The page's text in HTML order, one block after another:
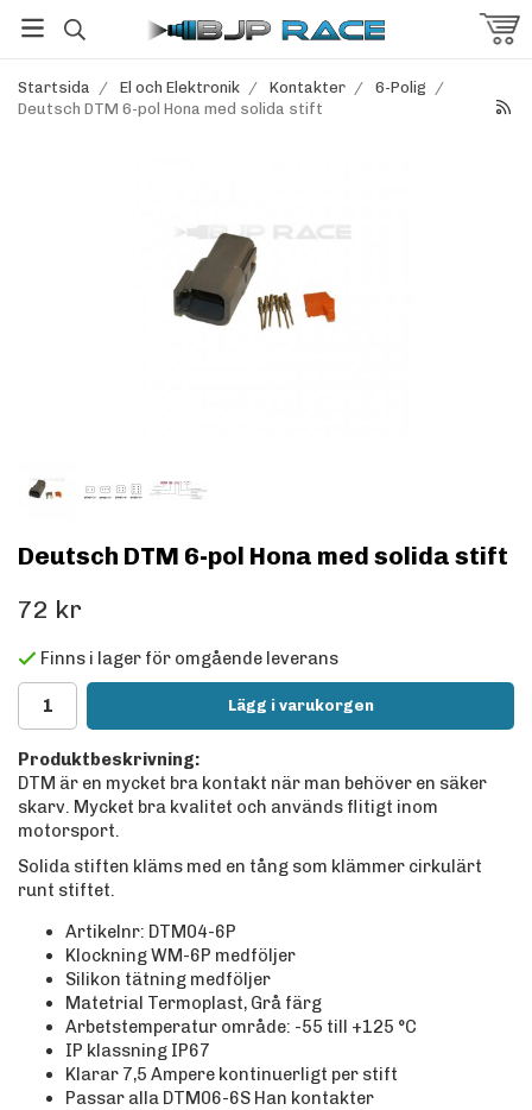
Startsida / El och Elektronik / Kontakter / 6-Polig /
Deutsch DTM 6-pol Hona med solida stift
Deutsch DTM 6-pol Hona med solida stift
72 kr
Finns i lager för omgående leverans
Lägg i varukorgen
Produktbeskrivning:
DTM är en mycket bra kontakt när man behöver en säker
skarv. Mycket bra kvalitet och används flitigt inom
motorsport.
Solida stiften kläms med en tång som klämmer cirkulärt
runt stiftet.
Artikelnr: DTM04-6P
Klockning WM-6P medföljer
Silikon tätning medföljer
Matetrial Termoplast, Grå färg
Arbetstemperatur område: -55 till +125 °C
IP klassning IP67
Klarar 7,5 Ampere kontinuerligt per stift
Passar alla DTM06-6S Han kontakter